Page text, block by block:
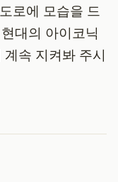
로에 모습을 드
대의 아이코닉
속 지켜봐 주시